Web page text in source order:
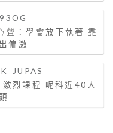
聲：學會放下執著 靠
偏激
烈課程 呢科近40人